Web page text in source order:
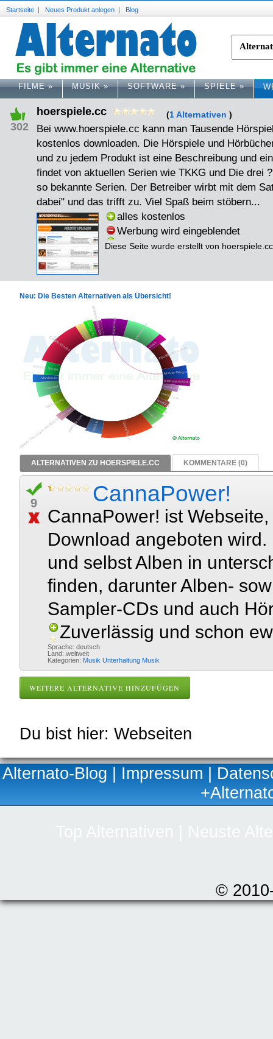
Startseite | Neues Produkt anlegen | Blog
FILME» MUSIK» SOFTWARE» SPIELE»
302
hoerspiele.cc (1 Alternativen )
Bei www.hoerspiele.cc kann man Tausende
kostenlos downloaden. Die Hörspiele und
und zu jedem Produkt ist eine Beschreibung und
findet von aktuellen Serien wie TKKG und Die drei
so bekannte Serien. Der Betreiber wirbt mit dem
dabei" und das trifft zu. Viel Spaß beim stöbern...
alles kostenlos
Werbung wird eingeblendet
Diese Seite wurde erstellt von
Neu: Die Besten Alternativen als Übersicht!
ALTERNATIVEN ZU HOERSPIELE.CC KOMMENTARE (0)
9 CannaPower!
CannaPower! ist
Download angeboten
und selbst Alben in
finden, darunter Alben-
Sampler-CDs und auch
Zuverlässig und schon
Sprache: deutsch
Land: weltweit
Kategorien: Musik Unterhaltung Musik
WEITERE ALTERNATIVE HINZUFÜGEN
Du bist hier: Webseiten
Alternato-Blog | Impressum |
©